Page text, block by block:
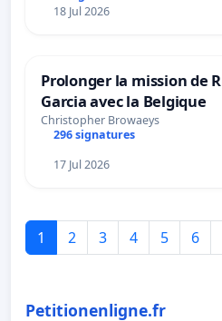
18 Jul 2026
Prolonger la mission de
Garcia avec la Belgique
Christopher Browaeys
296 signatures
17 Jul 2026
1 2 3 4 5 6
Petitionenligne.fr